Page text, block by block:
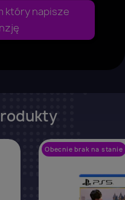
który napisze
Obecnie brak na stanie